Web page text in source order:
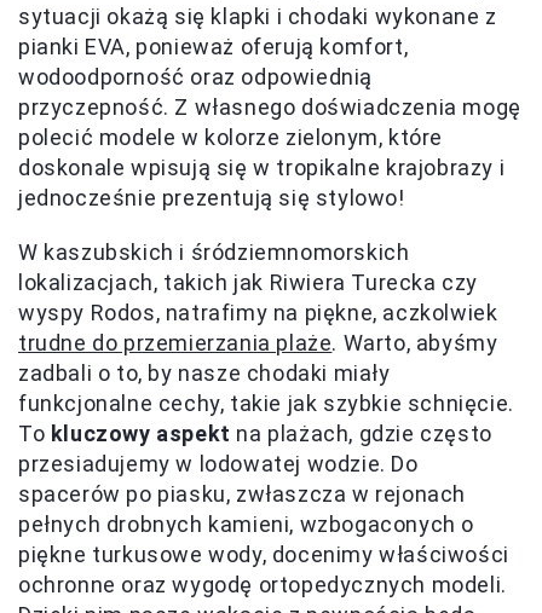
sytuacji okażą się klapki i chodaki wykonane z
pianki EVA, ponieważ oferują komfort,
wodoodporność oraz odpowiednią
przyczepność. Z własnego doświadczenia mogę
polecić modele w kolorze zielonym, które
doskonale wpisują się w tropikalne krajobrazy i
jednocześnie prezentują się stylowo!
W kaszubskich i śródziemnomorskich
lokalizacjach, takich jak Riwiera Turecka czy
wyspy Rodos, natrafimy na piękne, aczkolwiek
trudne do przemierzania plaże. Warto, abyśmy
zadbali o to, by nasze chodaki miały
funkcjonalne cechy, takie jak szybkie schnięcie.
To kluczowy aspekt na plażach, gdzie często
przesiadujemy w lodowatej wodzie. Do
spacerów po piasku, zwłaszcza w rejonach
pełnych drobnych kamieni, wzbogaconych o
piękne turkusowe wody, docenimy właściwości
ochronne oraz wygodę ortopedycznych modeli.